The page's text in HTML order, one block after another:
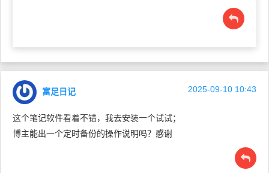
富足日记 2025-09-10 10:43
这个笔记软件看着不错，我去安装一个试试；
博主能出一个定时备份的操作说明吗？感谢